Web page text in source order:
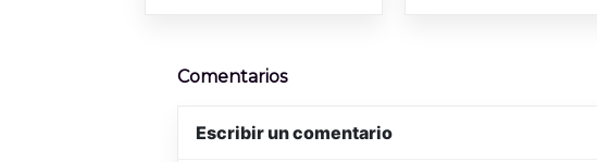
Comentarios
Escribir un comentario